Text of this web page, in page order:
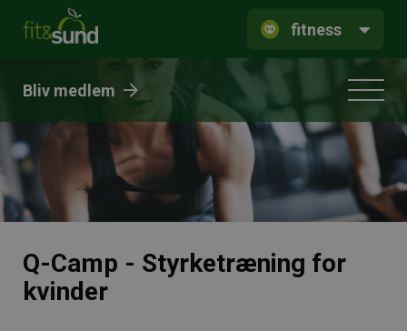
fitness
Bliv medlem
Q-Camp - Styrketræning for
kvinder